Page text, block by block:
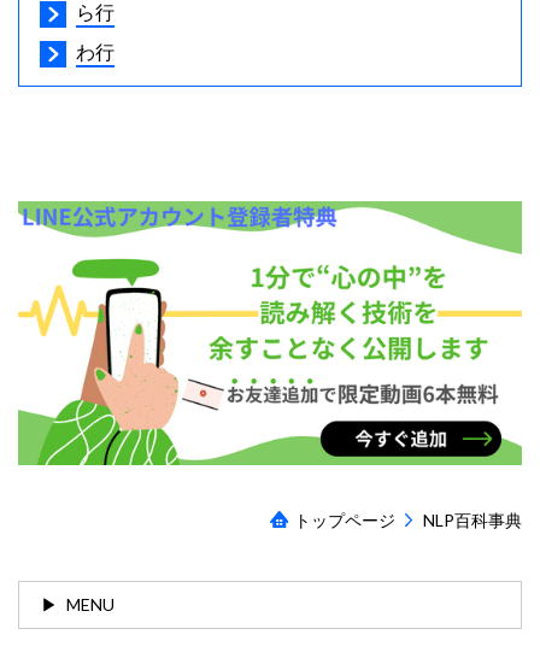
ら行
わ行
トップページ NLP百科事典
MENU